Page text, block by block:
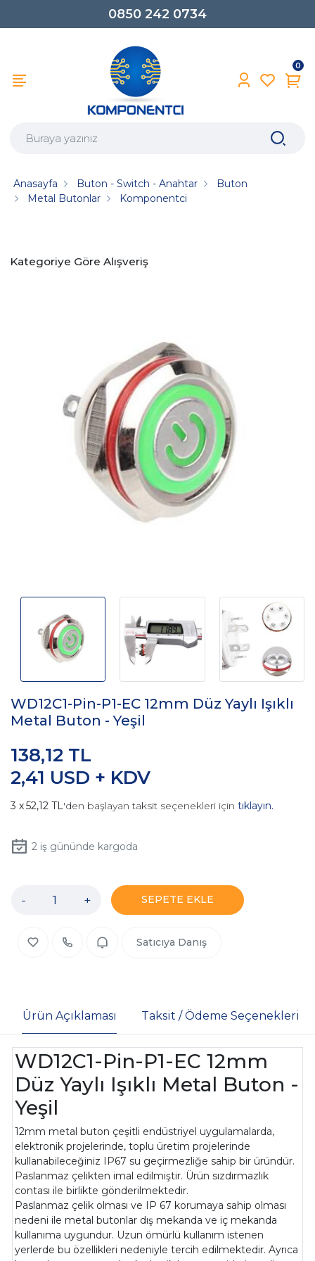
0850 242 0734
0
Anasayfa Buton - Switch - Anahtar
Buton
Metal Butonlar
Komponentci
Kategoriye Göre Alışveriş
WD12C1-Pin-P1-EC 12mm Düz Yaylı Işıklı
Metal Buton - Yeşil
2,41 USD + KDV
138,12 TL
52,12 TL'den başlayan taksit seçenekleri için tıklayın.
2iş gününde kargoda
- + SEPETE EKLE
Satıcıya Danış
Ürün Açıklaması Taksit / Ödeme Seçenekleri
WD12C1-Pin-P1-EC 12mm
Düz Yaylı Işıklı Metal Buton -
Yeşil
12mm metal buton çeşitli endüstriyel uygulamalarda,
elektronik projelerinde, toplu üretim projelerinde
kullanabileceğiniz IP67 su geçirmezliğe sahip bir üründür.
Paslanmaz çelikten imal edilmiştir. Ürün sızdırmazlık
contası ile birlikte gönderilmektedir.
Paslanmaz çelik olması ve IP 67 korumaya sahip olması
nedeni ile metal butonlar dış mekanda ve iç mekanda
kullanıma uygundur. Uzun ömürlü kullanım istenen
yerlerde bu özellikleri nedeniyle tercih edilmektedir. Ayrıca